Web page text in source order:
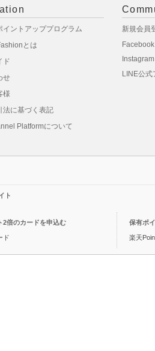
イントアッププログラム
とは
ド
せ
様
法に基づく表記
Platformについて
新規会員
Facebook
Instagram
LINE公式
ト
2倍のカードを申込む
ド
保有ポ
楽天